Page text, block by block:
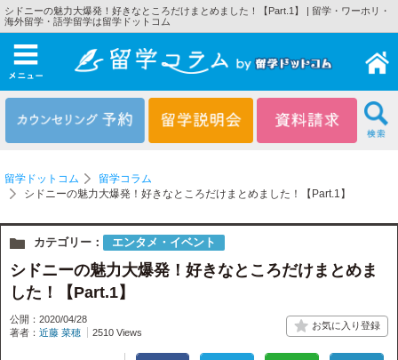
シドニーの魅力大爆発！好きなところだけまとめました！【Part.1】 | 留学・ワーホリ・
海外留学・語学留学は留学ドットコム
メニュー
留学ドットコム
留学コラム
シドニーの魅力大爆発！好きなところだけまとめました！【Part.1】
カテゴリー： エンタメ・イベント
シドニーの魅力大爆発！好きなところだけまとめま
した！【Part.1】
公開：2020/04/28
著者： 近藤 菜穂 2510 Views